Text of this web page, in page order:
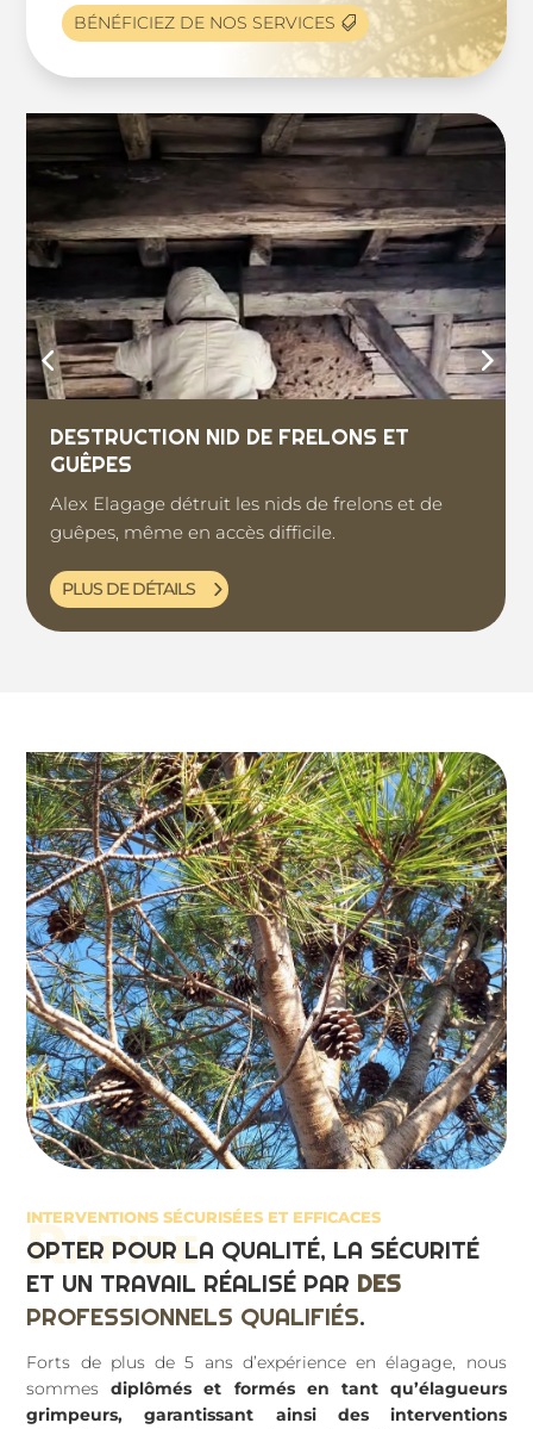
BÉNÉFICIEZ DE NOS SERVICES
DESTRUCTION NID DE FRELONS ET
GUÊPES
Alex Elagage détruit les nids de frelons et de
guêpes, même en accès difficile.
PLUS DE DÉTAILS
Rapide
INTERVENTIONS SÉCURISÉES ET EFFICACES
OPTER POUR LA QUALITÉ, LA SÉCURITÉ
ET UN TRAVAIL RÉALISÉ PAR DES
PROFESSIONNELS QUALIFIÉS.
Forts de plus de 5 ans d’expérience en élagage, nous
sommesdiplômés et formés en tant qu’élagueurs
grimpeurs, garantissant ainsi des interventions